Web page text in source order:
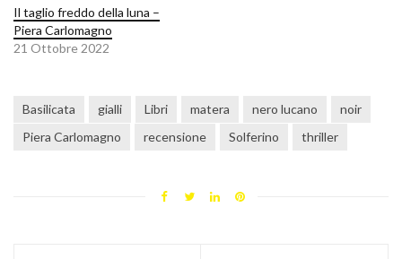
Il taglio freddo della luna –
Piera Carlomagno
21 Ottobre 2022
Basilicata gialli Libri matera nero lucano
noir
Piera Carlomagno
recensione Solferino thriller